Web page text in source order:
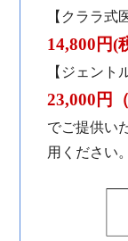
【クララ式
14,800円(
【ジェント
23,000円
でご提供い
⽤ください。